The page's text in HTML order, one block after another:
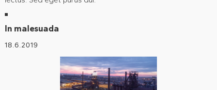
In malesuada
18.6.2019